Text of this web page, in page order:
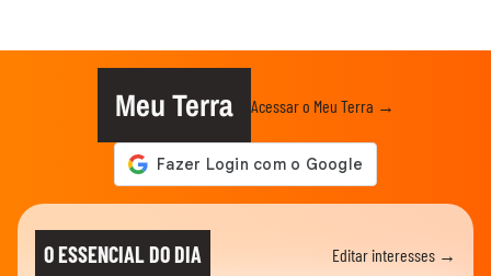
Meu Terra Acessar o Meu Terra →
O ESSENCIAL DO DIA Editar interesses →